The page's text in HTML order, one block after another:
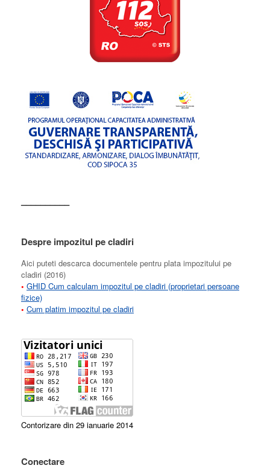
––––––––––
Despre impozitul pe cladiri
Aici puteti descarca documentele pentru plata impozitului pe
cladiri (2016)
• GHID Cum calculam impozitul pe cladiri (proprietari persoane
fizice)
• Cum platim impozitul pe cladiri
Contorizare din 29 ianuarie 2014
Conectare